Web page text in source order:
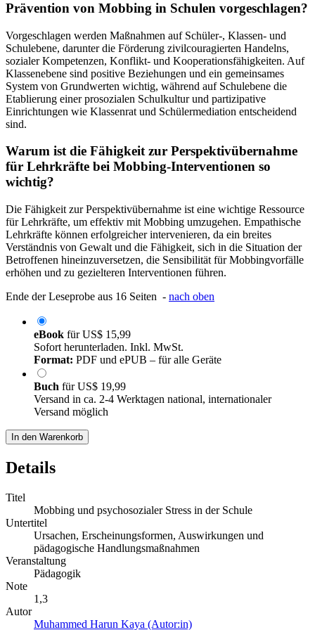
Prävention von Mobbing in Schulen vorgeschlagen?
Vorgeschlagen werden Maßnahmen auf Schüler-, Klassen- und
Schulebene, darunter die Förderung zivilcouragierten Handelns,
sozialer Kompetenzen, Konflikt- und Kooperationsfähigkeiten. Auf
Klassenebene sind positive Beziehungen und ein gemeinsames
System von Grundwerten wichtig, während auf Schulebene die
Etablierung einer prosozialen Schulkultur und partizipative
Einrichtungen wie Klassenrat und Schülermediation entscheidend
sind.
Warum ist die Fähigkeit zur Perspektivübernahme
für Lehrkräfte bei Mobbing-Interventionen so
wichtig?
Die Fähigkeit zur Perspektivübernahme ist eine wichtige Ressource
für Lehrkräfte, um effektiv mit Mobbing umzugehen. Empathische
Lehrkräfte können erfolgreicher intervenieren, da ein breites
Verständnis von Gewalt und die Fähigkeit, sich in die Situation der
Betroffenen hineinzuversetzen, die Sensibilität für Mobbingvorfälle
erhöhen und zu gezielteren Interventionen führen.
Ende der Leseprobe aus 16 Seiten - nach oben
eBook fürUS$ 15,99
Sofort herunterladen. Inkl. MwSt.
Format: PDF und ePUB – für alle Geräte
Buch fürUS$ 19,99
Versand in ca. 2-4 Werktagen national, internationaler
Versand möglich
In den Warenkorb
Details
Titel
Mobbing und psychosozialer Stress in der Schule
Untertitel
Ursachen, Erscheinungsformen, Auswirkungen und
pädagogische Handlungsmaßnahmen
Veranstaltung
Pädagogik
Note
1,3
Autor
Muhammed Harun Kaya (Autor:in)